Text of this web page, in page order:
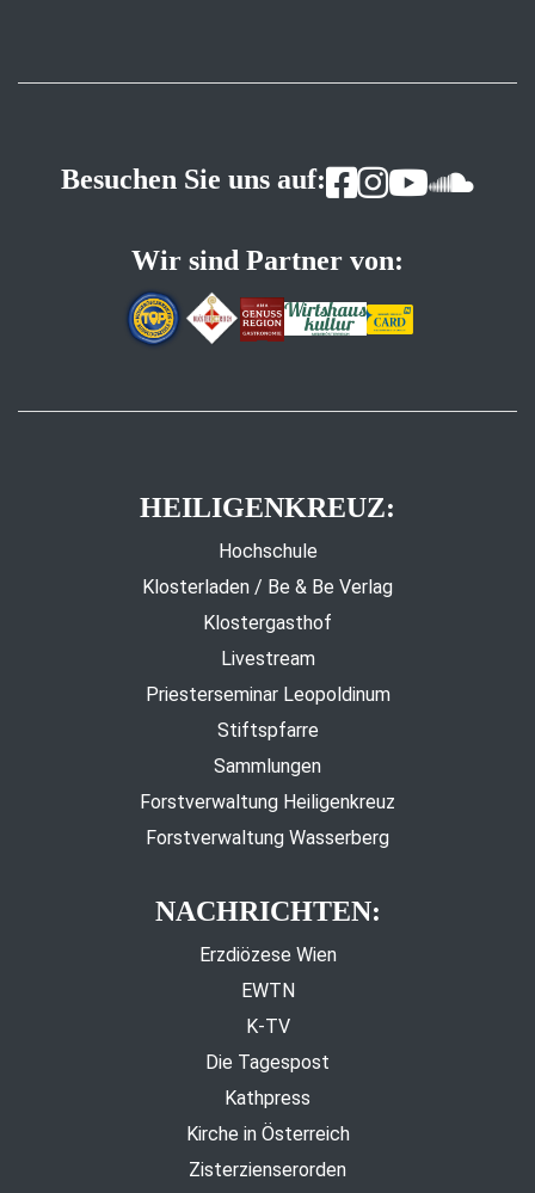
Besuchen Sie uns auf:
Wir sind Partner von:
HEILIGENKREUZ:
Hochschule
Klosterladen / Be & Be Verlag
Klostergasthof
Livestream
Priesterseminar Leopoldinum
Stiftspfarre
Sammlungen
Forstverwaltung Heiligenkreuz
Forstverwaltung Wasserberg
NACHRICHTEN:
Erzdiözese Wien
EWTN
K-TV
Die Tagespost
Kathpress
Kirche in Österreich
Zisterzienserorden